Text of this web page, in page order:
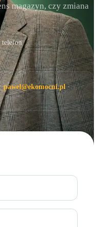
magazyn, czy zmiana
telefon
pawel@ekomocni.pl·